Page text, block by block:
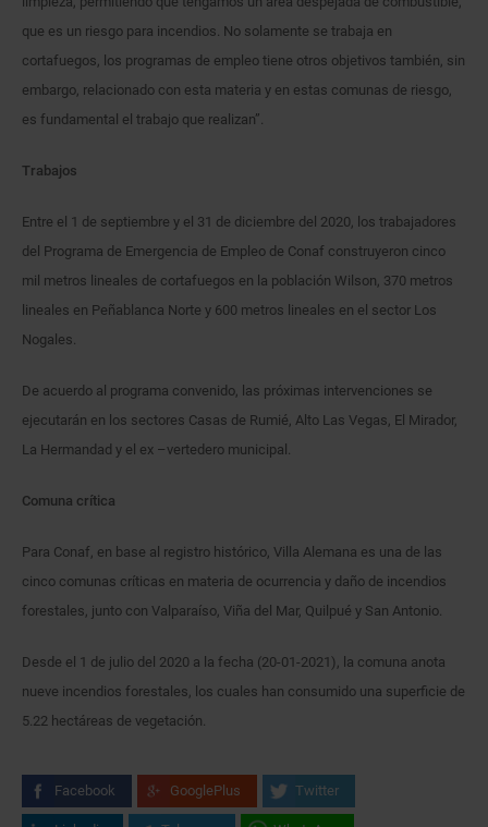
que es un riesgo para incendios. No solamente se trabaja en
cortafuegos, los programas de empleo tiene otros objetivos también, sin
embargo, relacionado con esta materia y en estas comunas de riesgo,
es fundamental el trabajo que realizan”.
Trabajos
Entre el 1 de septiembre y el 31 de diciembre del 2020, los trabajadores
del Programa de Emergencia de Empleo de Conaf construyeron cinco
mil metros lineales de cortafuegos en la población Wilson, 370 metros
lineales en Peñablanca Norte y 600 metros lineales en el sector Los
Nogales.
De acuerdo al programa convenido, las próximas intervenciones se
ejecutarán en los sectores Casas de Rumié, Alto Las Vegas, El Mirador,
La Hermandad y el ex –vertedero municipal.
Comuna crítica
Para Conaf, en base al registro histórico, Villa Alemana es una de las
cinco comunas críticas en materia de ocurrencia y daño de incendios
forestales, junto con Valparaíso, Viña del Mar, Quilpué y San Antonio.
Desde el 1 de julio del 2020 a la fecha (20-01-2021), la comuna anota
nueve incendios forestales, los cuales han consumido una superficie de
5.22 hectáreas de vegetación.
Facebook GooglePlus Twitter